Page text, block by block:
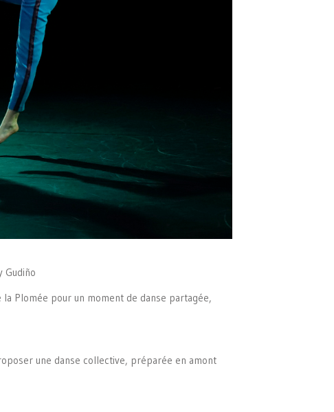
Gudiño
Plomée pour un moment de danse partagée,
une danse collective, préparée en amont